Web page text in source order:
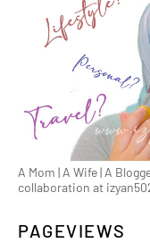
A Mom | A Wife | A
collaboration at
PAGEVIEWS